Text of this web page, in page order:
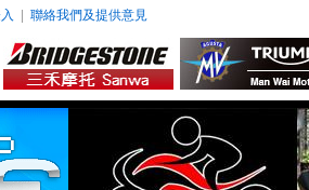
聯絡我們及提供意見